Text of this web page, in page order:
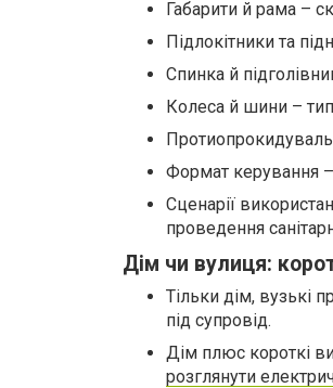
Габарити й рама –
Підлокітники та
Спинка й
Колеса й шини – тип
Формат керування
Сценарії
проведення
Дім чи вулиця:
Тільки дім, вузькі
під супровід.
Дім плюс короткі
розглянути